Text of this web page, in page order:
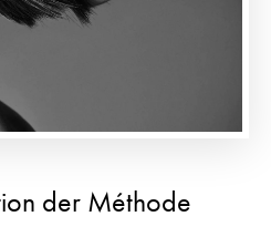
der Méthode